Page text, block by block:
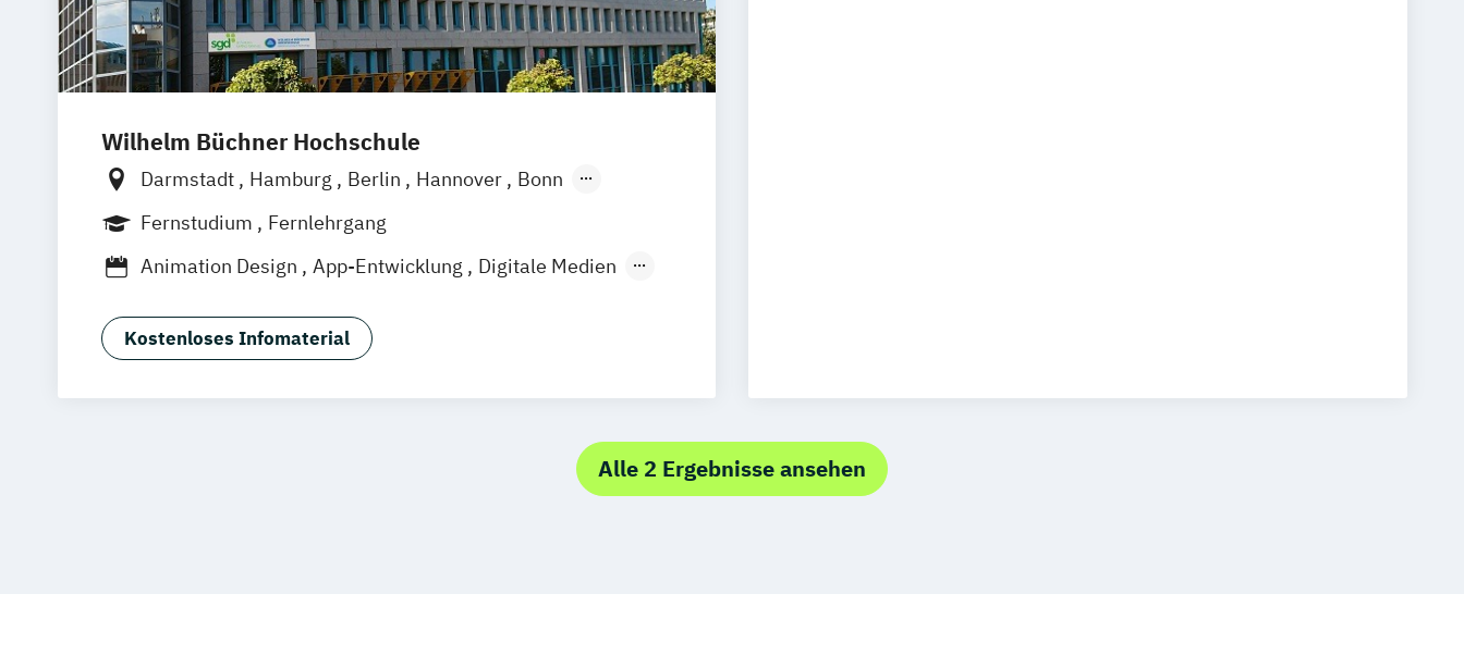
Wilhelm Büchner Hochschule
Darmstadt Hamburg Berlin Hannover
Bonn
Nürnberg
München
Wien Zürich Rostock
Fernstudium
Fernlehrgang
Animation Design
App-Entwicklung
Digitale Medien
Kommunikationsdesign Media Production
Mediengestaltung Nachhaltiges Design
Kostenloses Infomaterial
Alle 2 Ergebnisse ansehen